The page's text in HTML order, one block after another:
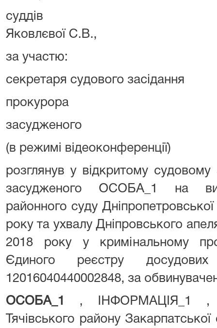
суддів
Яковлєвої С.В.,
за участю:
секретаря судового
прокурора
засудженого
(в режимі
розглянув у відкритому судовому
засудженого ОСОБА_1 на
районного суду
року та ухвалу Дніпровського
2018 року у кримінальному
Єдиного реєстру
12016040440002848, за
ОСОБА_1 , ІНФОРМАЦІЯ_1 ,
Тячівського району